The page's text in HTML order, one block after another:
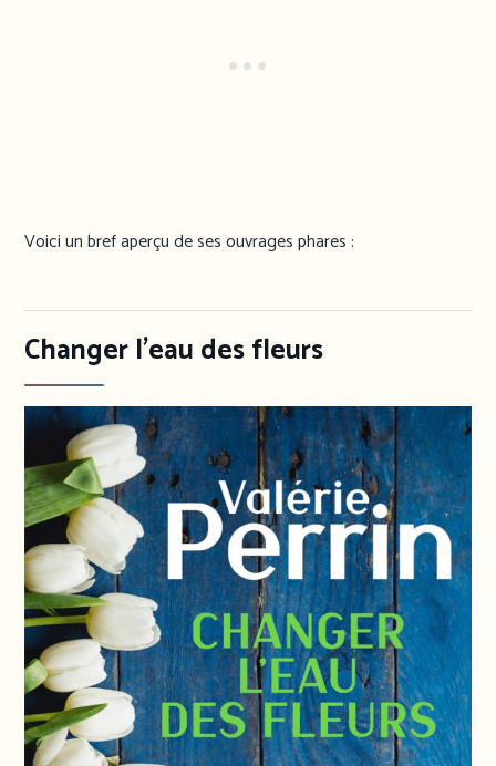
Voici un bref aperçu de ses ouvrages phares :
Changer l’eau des fleurs